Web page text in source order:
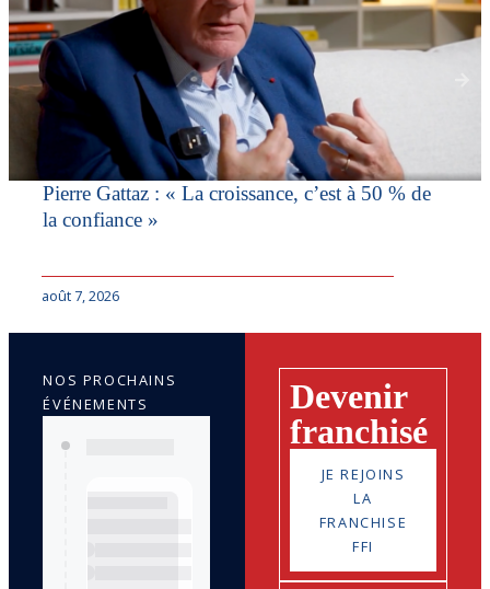
Pierre Gattaz : « La croissance, c’est à 50 % de
la confiance »
août 7, 2026
Devenir
franchisé
JE REJOINS
LA
FRANCHISE
FFI
NOS PROCHAINS
ÉVÉNEMENTS